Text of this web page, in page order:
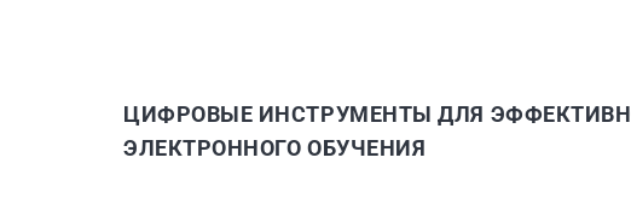
ЦИФРОВЫЕ ИНСТРУМЕНТЫ ДЛЯ
ЭЛЕКТРОННОГО ОБУЧЕНИЯ